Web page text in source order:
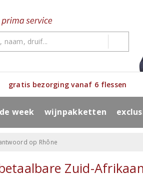
gratis bezorging vanaf 6 flessen
week wijnpakketten
op Rhône
Zuid-